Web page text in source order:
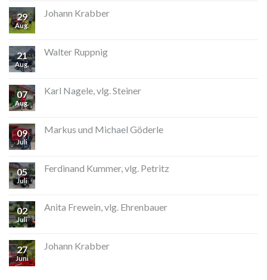
29
Aug.
Johann Krabber
21
Aug.
Walter Ruppnig
07
Aug.
Karl Nagele, vlg. Steiner
09
Juli
Markus und Michael Göderle
05
Juli
Ferdinand Kummer, vlg. Petritz
02
Juli
Anita Frewein, vlg. Ehrenbauer
27
Juni
Johann Krabber